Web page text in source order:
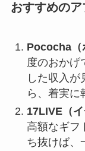
おすすめのア
Pococha（
度のおかげ
した収入
ら、着実に
17LIVE（
高額なギフ
ち抜けば、